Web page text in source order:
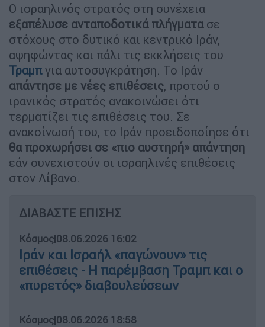
Ο ισραηλινός στρατός στη συνέχεια
εξαπέλυσε ανταποδοτικά πλήγματασε
στόχους στο δυτικό και κεντρικό Ιράν,
αψηφώντας και πάλι τις εκκλήσεις του
Τραμπγια αυτοσυγκράτηση. Το Ιράν
απάντησε με νέες επιθέσεις, προτού ο
ιρανικός στρατός ανακοινώσει ότι
τερματίζει τις επιθέσεις του. Σε
ανακοίνωσή του, το Ιράν προειδοποίησε ότι
θα προχωρήσει σε «πιο αυστηρή» απάντηση
εάν συνεχιστούν οι ισραηλινές επιθέσεις
στον Λίβανο.
ΔΙΑΒΑΣΤΕ ΕΠΙΣΗΣ
Κόσμος|08.06.2026 16:02
Ιράν και Ισραήλ «παγώνουν» τις
επιθέσεις - Η παρέμβαση Τραμπ και ο
«πυρετός» διαβουλεύσεων
Κόσμος|08.06.2026 18:58